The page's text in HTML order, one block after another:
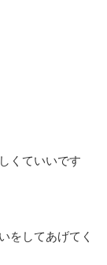
くていいです
をしてあげてく